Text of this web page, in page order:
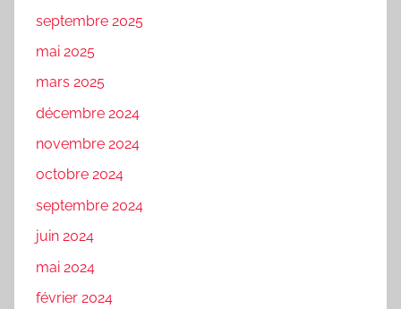
septembre 2025
mai 2025
mars 2025
décembre 2024
novembre 2024
octobre 2024
septembre 2024
juin 2024
mai 2024
février 2024